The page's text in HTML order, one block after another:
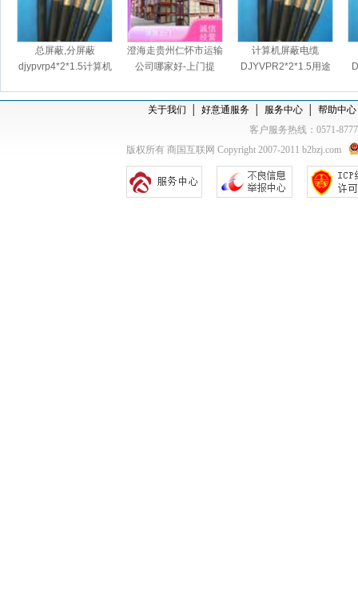
总屏蔽,分屏蔽
djypvrp4*2*1.5计算机
澄海走贵州仁怀市运输
公司哪家好-上门提
计算机屏蔽电缆
DJYVPR2*2*1.5用途
关于我们 好意通服务 服务中心
帮助中心
客户服务热线：0571-
版权所有 商国互联网 Copyright 2007-2011 b2bzj.com